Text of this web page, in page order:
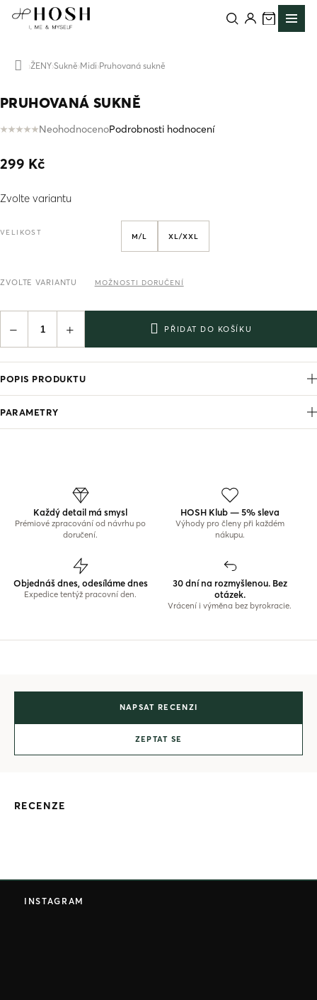
Přejít
Domů
ŽENY Sukně Midi Pruhovaná sukně
PRUHOVANÁ SUKNĚ
Průměrné
produktu
z
hvězdiček.
NeohodnocenoPodrobnosti hodnocení
299 Kč
cena:
Zvolte variantu
VELIKOST M/L XL/XXL
ZVOLTE VARIANTU MOŽNOSTI DORUČENÍ
+
− PŘIDAT DO KOŠÍKU
POPIS PRODUKTU
PARAMETRY
Každý detail má smysl
Prémiové zpracování od návrhu po
doručení.
HOSH Klub — 5% sleva
Výhody pro členy při každém
nákupu.
Objednáš dnes, odesíláme dnes
Expedice tentýž pracovní den.
30 dní na rozmyšlenou. Bez
otázek.
Vrácení i výměna bez byrokracie.
NAPSAT RECENZI
ZEPTAT SE
RECENZE
INSTAGRAM